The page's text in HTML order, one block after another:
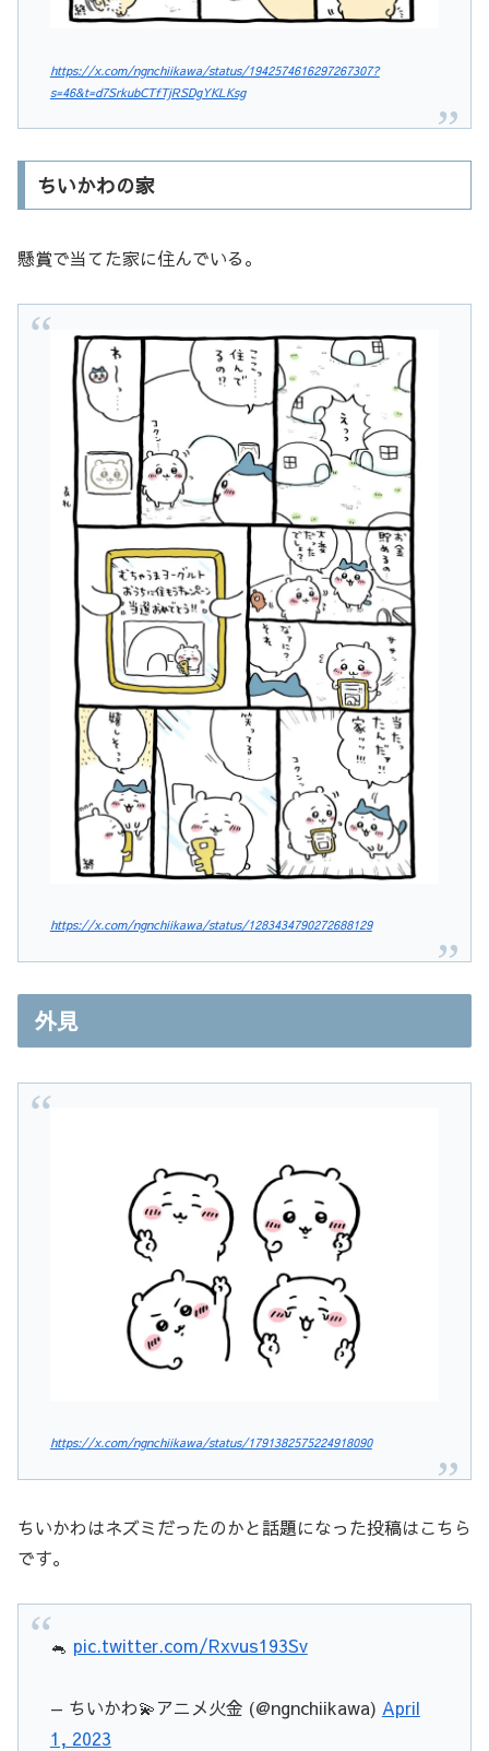
https://x.com/ngnchiikawa/status/1942574616297267307?
s=46&t=d7SrkubCTfTjRSDgYKLKsg
ちいかわの家
懸賞で当てた家に住んでいる。
https://x.com/ngnchiikawa/status/1283434790272688129
外見
https://x.com/ngnchiikawa/status/1791382575224918090
ちいかわはネズミだったのかと話題になった投稿はこちら
です。
🐁 pic.twitter.com/Rxvus193Sv
— ちいかわ💫アニメ火金 (@ngnchiikawa) April
1, 2023